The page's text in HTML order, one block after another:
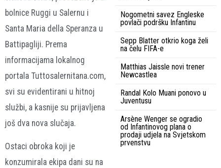
bolnice Ruggi u Salernu i
Santa Maria della Speranza u
Battipagliji. Prema
informacijama lokalnog
portala Tuttosalernitana.com,
svi su evidentirani u hitnoj
službi, a kasnije su prijavljena
još dva nova slučaja.
Ostaci obroka koji je
konzumirala ekipa dani su na
Nogometni savez Engleske
povlači podršku Infantinu
Sepp Blatter otkrio koga želi
na čelu FIFA-e
Matthias Jaissle novi trener
Newcastlea
Randal Kolo Muani ponovo u
Juventusu
Arsène Wenger se ogradio
od Infantinovog plana o
prodaji udjela na Svjetskom
prvenstvu